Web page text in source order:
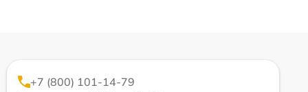
+7 (800) 101-14-79